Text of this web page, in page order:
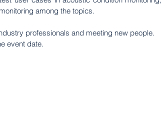
among the topics.
professionals and meeting new people.
event date.